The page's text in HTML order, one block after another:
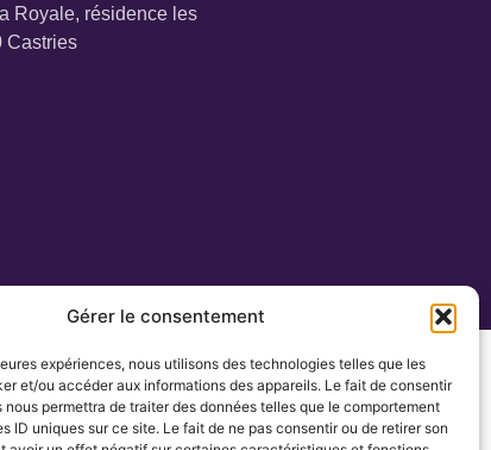
Gérer le consentement
expériences, nous utilisons des technologies telles que les
et/ou accéder aux informations des appareils. Le fait de consentir
permettra de traiter des données telles que le comportement
ID uniques sur ce site. Le fait de ne pas consentir ou de retirer son
Royale, résidence les
Castries